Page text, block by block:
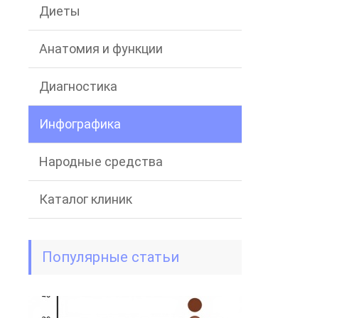
Диеты
Анатомия и функции
Диагностика
Инфографика
Народные средства
Каталог клиник
Популярные статьи